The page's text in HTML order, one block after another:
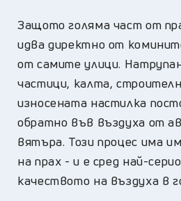
Защото голяма част от
идва директно от
от самите улици.
частици, калта,
износената настилка
обратно във въздуха от
вятъра. Този процес има
на прах - и е сред най-
качеството на въздуха в